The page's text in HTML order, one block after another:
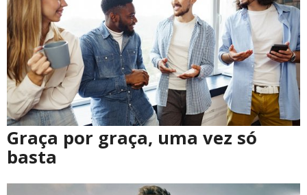
Graça por graça, uma vez só
basta